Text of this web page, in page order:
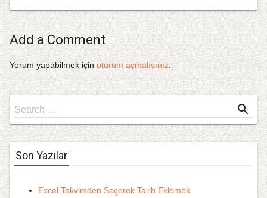
Add a Comment
Yorum yapabilmek için oturum açmalısınız.
Search
for
Search … search
Son Yazılar
Excel Takvimden Seçerek Tarih Eklemek